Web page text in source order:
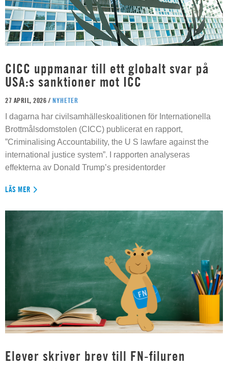
CICC uppmanar till ett globalt svar på
USA:s sanktioner mot ICC
27 APRIL, 2026 / NYHETER
I dagarna har civilsamhälleskoalitionen för Internationella
Brottmålsdomstolen (CICC) publicerat en rapport,
”Criminalising Accountability, the U S lawfare against the
international justice system”. I rapporten analyseras
effekterna av Donald Trump’s presidentorder
LÄS MER
Elever skriver brev till FN-filuren